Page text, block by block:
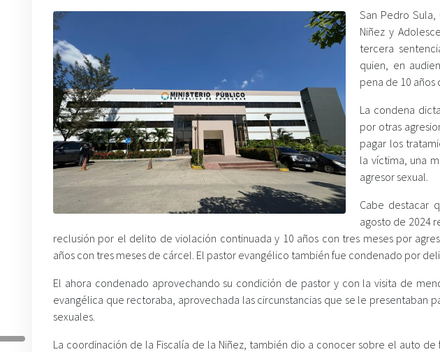
San Pedro Sula,
Niñez y
tercera
quien, en
pena de 10 años
La condena
por otras
pagar los
la víctima, una
agresor sexual.
Cabe destacar
agosto de 2024
reclusión por el delito de violación continuada y 10 años con tres meses por
años con tres meses de cárcel. El pastor evangélico también fue condenado por
El ahora condenado aprovechando su condición de pastor y con la visita de
evangélica que rectoraba, aprovechada las circunstancias que se le presentaban
sexuales.
La coordinación de la Fiscalía de la Niñez, también dio a conocer sobre el auto